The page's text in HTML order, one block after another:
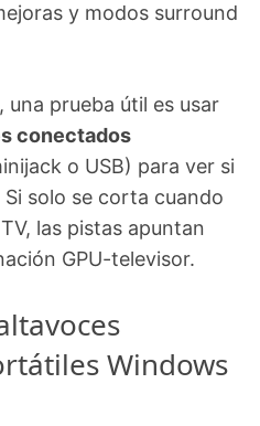
y modos surround
una prueba útil es usar
conectados
o USB) para ver si
solo se corta cuando
las pistas apuntan
GPU-televisor.
Windows